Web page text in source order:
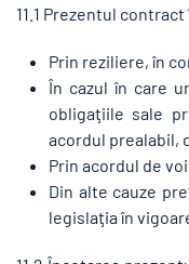
11.1 Prezentul
Prin reziliere, în
În cazul în care
obligaţiile sale
acordul prealabil,
Prin acordul de
Din alte cauze
legislaţia în